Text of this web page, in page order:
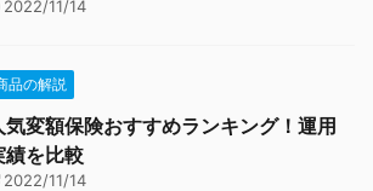
2022/11/14
品の解説
気変額保険おすすめランキング！運用
績を比較
2022/11/14